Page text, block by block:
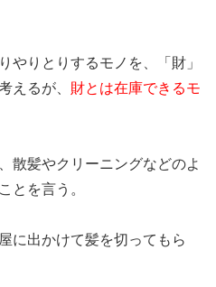
やりとりするモノを、「財」
えるが、 財とは在庫できるモ
散髪やクリーニングなどのよ
とを言う。
に出かけて髪を切ってもら